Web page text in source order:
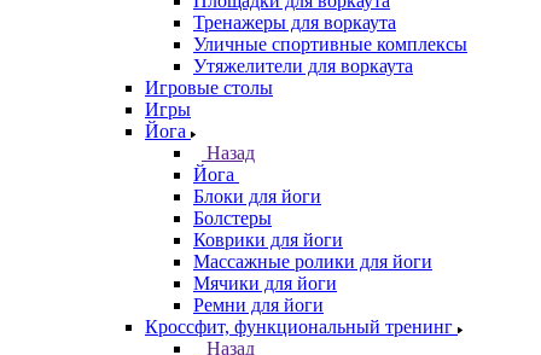
Тренажеры для воркаута
Уличные спортивные комплексы
Утяжелители для воркаута
Игровые столы
Игры
Йога
Назад
Йога
Блоки для йоги
Болстеры
Коврики для йоги
Массажные ролики для йоги
Мячики для йоги
Ремни для йоги
Кроссфит, функциональный тренинг
Назад